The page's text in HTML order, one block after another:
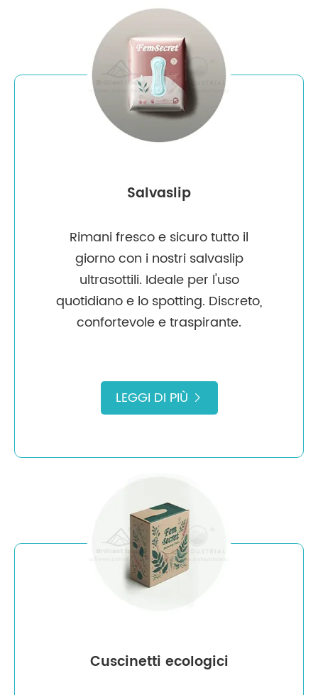
Salvaslip
Rimani fresco e sicuro tutto il
giorno con i nostri salvaslip
ultrasottili. Ideale per l'uso
quotidiano e lo spotting. Discreto,
confortevole e traspirante.
LEGGI DI PIÙ 
Cuscinetti ecologici